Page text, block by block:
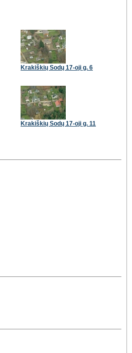
Krakiškių Sodų 17-oji g. 6
Krakiškių Sodų 17-oji g. 11